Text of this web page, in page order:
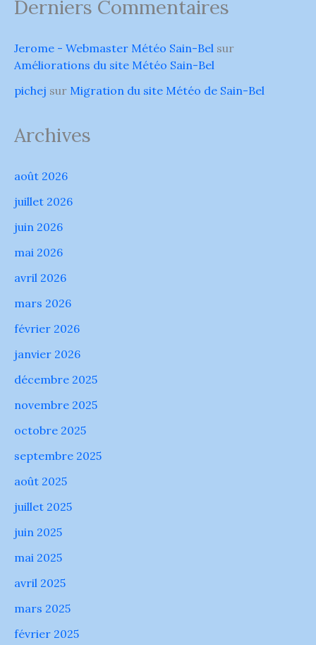
dans
les
qui
ont
basculé
Rouge
de
matinée…
Alpes-
Maritimes
dépts.
rouge
pour
le
42),
le
Haut
Allier
la
Vellave
et
le
Lignon
du
(43)
34
en
#VigilanceOrange
Photos
la
de
Derniers Commentaires
Jerome - Webmaster Météo Sain-Bel sur
Améliorations du site Météo Sain-Bel
pichej sur Migration du site Météo de Sain-Bel
Archives
août 2026
juillet 2026
juin 2026
mai 2026
avril 2026
mars 2026
février 2026
janvier 2026
décembre 2025
novembre 2025
octobre 2025
septembre 2025
août 2025
juillet 2025
juin 2025
mai 2025
avril 2025
mars 2025
février 2025